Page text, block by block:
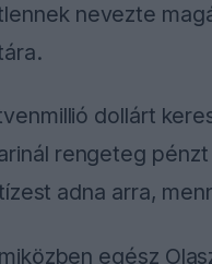
nevezte
dollárt
rengeteg
adna arra,
egész